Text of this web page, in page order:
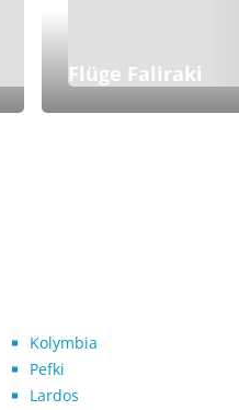
Flüge Faliraki
Kolymbia
Pefki
Lardos